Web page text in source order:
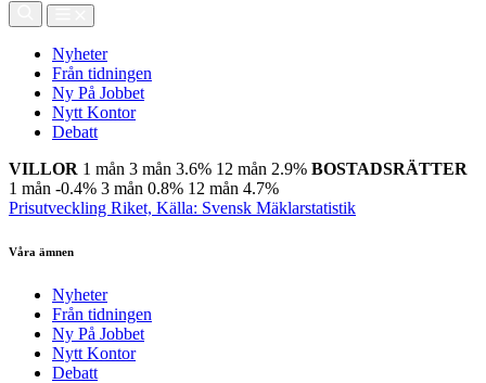
Nyheter
Från tidningen
Ny På Jobbet
Nytt Kontor
Debatt
VILLOR 1 mån 3 mån 3.6% 12 mån 2.9% BOSTADSRÄTTER
1 mån -0.4% 3 mån 0.8% 12 mån 4.7%
Prisutveckling Riket, Källa: Svensk Mäklarstatistik
Våra ämnen
Nyheter
Från tidningen
Ny På Jobbet
Nytt Kontor
Debatt